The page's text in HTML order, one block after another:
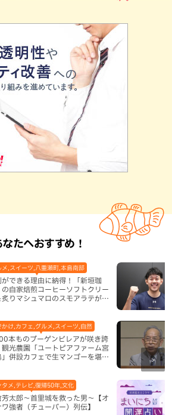
なたへおすすめ！
ができる理由に納得！「新垣珈
の自家焙煎コーヒーソフトクリー
炙りマシュマロのスモアラテが絶
メ,スイーツ,八重瀬町,本島南部
本ものブーゲンビレアが咲き誇
観光農園「ユートピアファーム宮
」併設カフェで生マンゴーを堪能
かけ,カフェ,グルメ,スイーツ,自然
芳太郎～首里城を救った男～【オ
ワ強者（チューバー）列伝】
タメ,テレビ,復帰50年,文化